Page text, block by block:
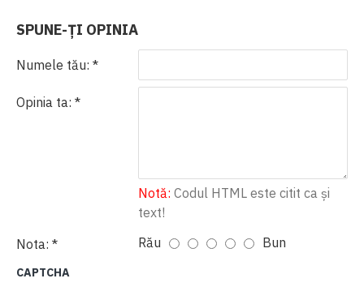
SPUNE-ŢI OPINIA
Numele tău:
Opinia ta:
Notă: Codul HTML este citit ca şi
text!
Nota:
Rău Bun
CAPTCHA